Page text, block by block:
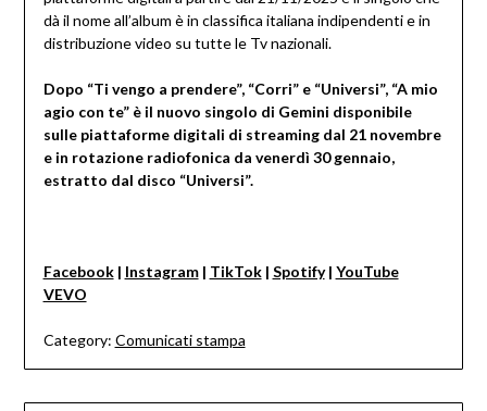
dà il nome all’album è in classifica italiana indipendenti e in
distribuzione video su tutte le Tv nazionali.
Dopo “Ti vengo a prendere”, “Corri” e “Universi”, “A mio
agio con te” è il nuovo singolo di Gemini disponibile
sulle piattaforme digitali di streaming dal 21 novembre
e in rotazione radiofonica da venerdì 30 gennaio,
estratto dal disco “Universi”.
Facebook| Instagram| TikTok| Spotify| YouTube
VEVO
Category: Comunicati stampa